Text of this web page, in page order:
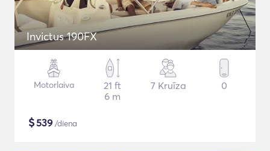
Invictus 190FX
Motorlaiva
21 ft
6 m
7 Kruīza 0
$539 /diena